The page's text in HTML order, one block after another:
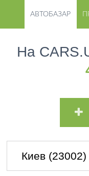
АВТОБАЗАР
На